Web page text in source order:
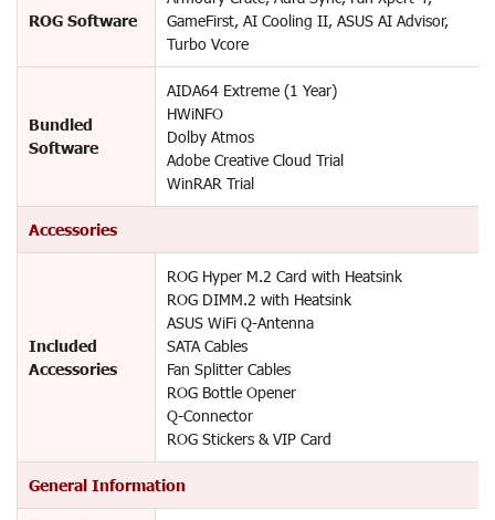
ROG Software
GameFirst, AI Cooling II, ASUS AI Advisor,
Turbo Vcore
Bundled
Software
AIDA64 Extreme (1 Year)
HWiNFO
Dolby Atmos
Adobe Creative Cloud Trial
WinRAR Trial
Accessories
Included
Accessories
ROG Hyper M.2 Card with Heatsink
ROG DIMM.2 with Heatsink
ASUS WiFi Q-Antenna
SATA Cables
Fan Splitter Cables
ROG Bottle Opener
Q-Connector
ROG Stickers & VIP Card
General Information